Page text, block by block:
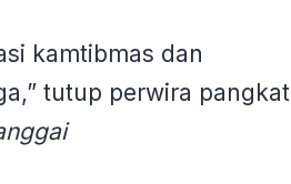
kamtibmas dan
tutup perwira pangkat